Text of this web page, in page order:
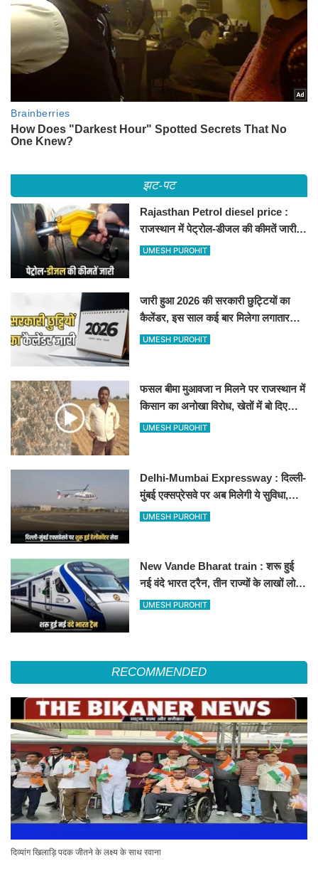
झट-पट
Rajasthan Petrol diesel price :
राजस्थान में पेट्रोल-डीजल की कीमतें जारी,
जानिए बीकानेर समेत पुरे प्रदेश में नए रेट
UMESH PUROHIT
जारी हुआ 2026 की सरकारी छुट्टियों का
कैलेंडर, इस साल कई बार मिलेगा लगातार
अवकाश, देखें
UMESH PUROHIT
फसल बीमा मुआवजा न मिलने पर राजस्थान में
किसान का अनोखा विरोध, खेतों में बो दिए
500-500 रुपए के नोट, वीडियो वायरल
UMESH PUROHIT
Delhi-Mumbai Expressway : दिल्ली-
मुंबई एक्सप्रेसवे पर अब मिलेगी ये सुविधा,
हेलीकॉप्टर सर्विस से तुरंत घायल पहुंचेगा
UMESH PUROHIT
New Vande Bharat train : शरू हुई
नई वंदे भारत ट्रैन, तीन राज्यों के लाखों लोगों
का सफर होगा आसान, देखें पूरा रूटमैप
UMESH PUROHIT
RECOMMENDED
दिव्यांग खिलाड़ि पदक जीतने के लक्ष्य के साथ रवाना